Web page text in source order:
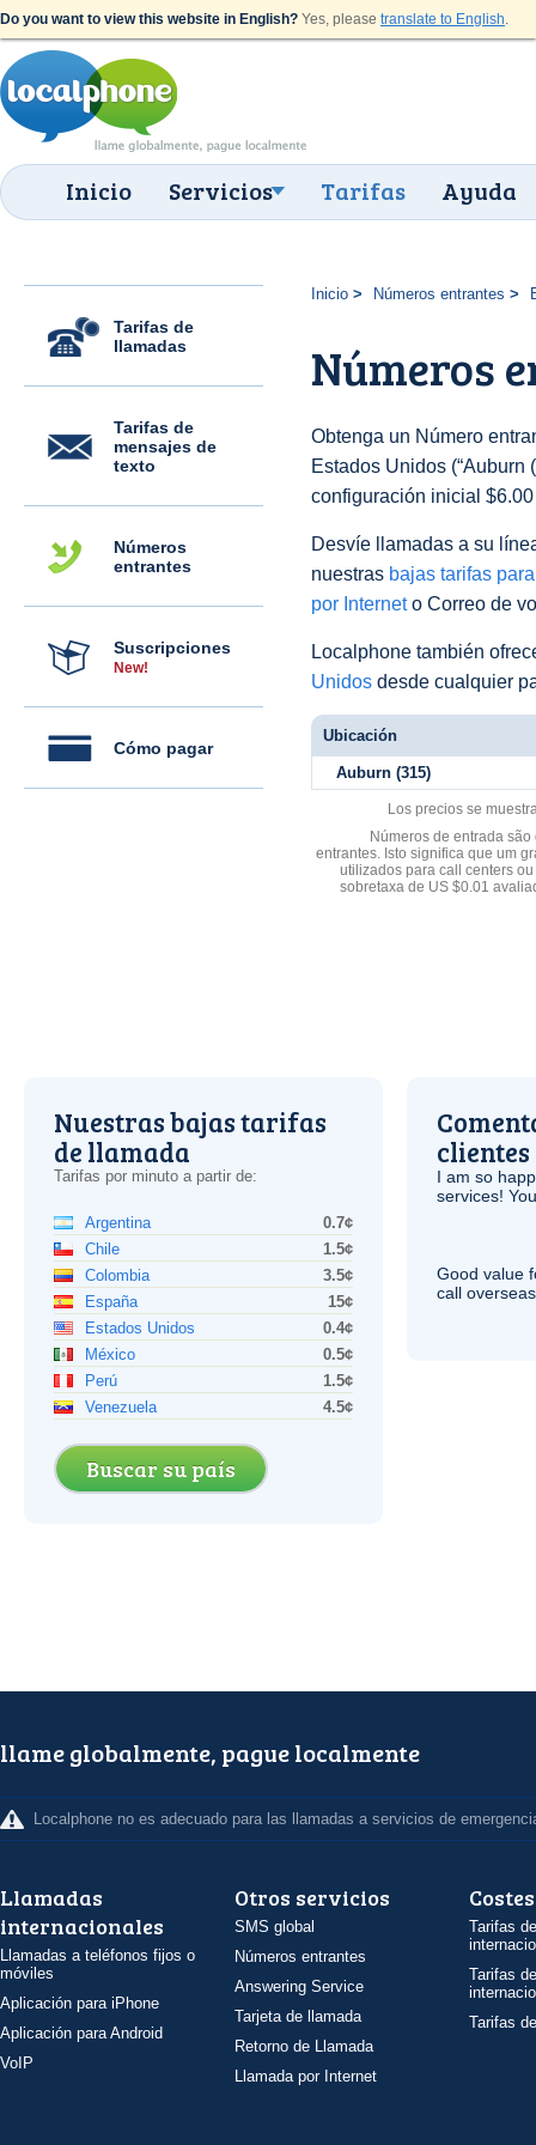
Do you want to view this website in English? Yes, please translate to English.
Inicio Servicios Tarifas Ayuda
Tarifas de
llamadas
Tarifas de
mensajes de
texto
Números
entrantes
Suscripciones
New!
Cómo pagar
Inicio Números entrantes
Números
Obtenga un Número
Estados Unidos (“Auburn
configuración inicial
Desvíe llamadas a su
nuestras bajas tarifas
por Interneto Correo de
Localphone también
Unidos desde cualquier
Ubicación
Auburn (315)
Los precios se
Números de entrada
entrantes. Isto significa que um
utilizados para call centers
sobretaxa de US $0.01
Nuestras bajas tarifas
de llamada
Tarifas por minuto a partir de:
Argentina
0.7¢
Chile
1.5¢
Colombia
3.5¢
España
15¢
Estados Unidos
0.4¢
México
0.5¢
Perú
1.5¢
Venezuela
4.5¢
Buscar su país
clientes
I am so
services!
Good value
call
llame globalmente, pague localmente
Localphone no es adecuado para las llamadas a servicios de
Llamadas
internacionales
Llamadas a teléfonos fijos o
móviles
Aplicación para iPhone
Aplicación para Android
VoIP
Otros servicios
SMS global
Números entrantes
Answering Service
Tarjeta de llamada
Retorno de Llamada
Llamada por Internet
Costes
Tarifas
Tarifas
Tarifas